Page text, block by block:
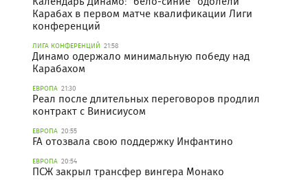
Карабах в первом матче квалификации Лиги
конференций
ЛИГА КОНФЕРЕНЦИЙ 21:58
Динамо одержало минимальную победу над
Карабахом
ЕВРОПА 21:30
Реал после длительных переговоров продлил
контракт с Винисиусом
ЕВРОПА 20:55
FA отозвала свою поддержку Инфантино
ЕВРОПА 20:54
ПСЖ закрыл трансфер вингера Монако